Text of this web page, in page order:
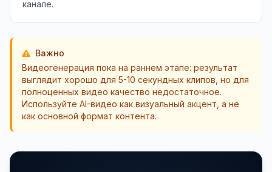
канале.
Важно
Видеогенерация пока на раннем этапе: результат
выглядит хорошо для 5-10 секундных клипов, но для
полноценных видео качество недостаточное.
Используйте AI-видео как визуальный акцент, а не
как основной формат контента.